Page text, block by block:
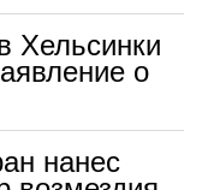
Хельсинки
о
нанес